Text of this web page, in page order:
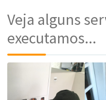
Veja alguns
executamos...